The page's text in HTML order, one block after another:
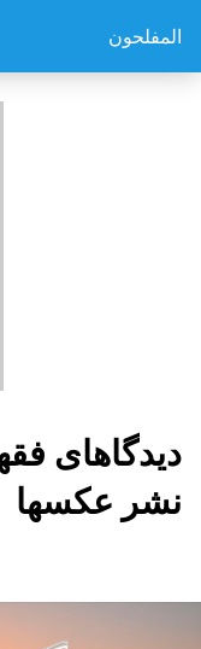
المفلحون
دیدگاهای
نشر عکسها